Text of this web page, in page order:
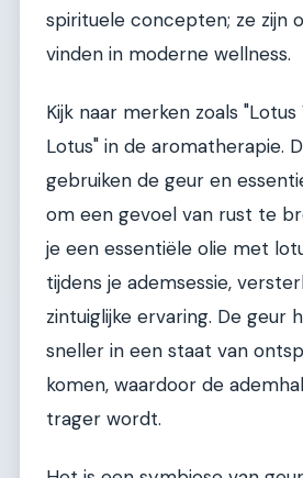
spirituele concepten; ze zijn
vinden in moderne wellness.
Kijk naar merken zoals
Lotus" in de aromatherapie.
gebruiken de geur en
om een gevoel van rust te
je een essentiële olie met
tijdens je ademsessie,
zintuiglijke ervaring. De geur
sneller in een staat van
komen, waardoor de
trager wordt.